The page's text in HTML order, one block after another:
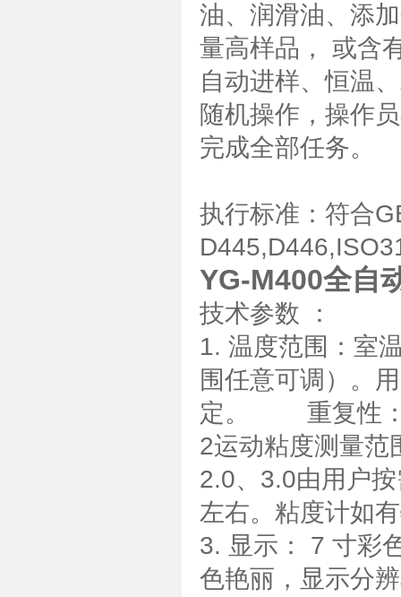
油、润滑油、添
量高样品， 或含
自动进样、恒温
随机操作，操作
完成全部任务。
执行标准：符合
YG-M400全自
技术参数 ：
1. 温度范围：室
围任意可调）。
定。 重复性
2运动粘度测量范
2.0、3.0由用户
左右。粘度计如
3. 显示： 7 寸彩
色艳丽，显示分